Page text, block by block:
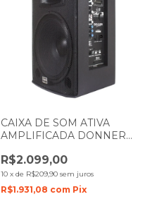
CAIXA DE SOM ATIVA
AMPLIFICADA DONNER
R$2.099,00
10 xde R$209,90 sem juros
R$1.931,08 com Pix